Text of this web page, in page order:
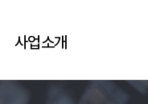
사업소개